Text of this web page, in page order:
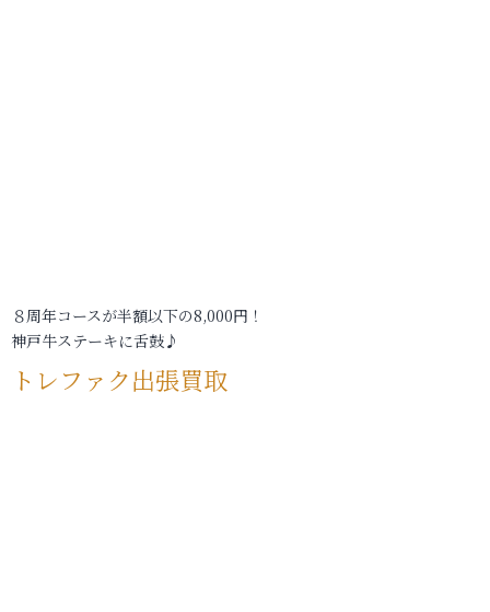
８周年コースが半額以下の8,000円！
神戸牛ステーキに舌鼓♪
トレファク出張買取